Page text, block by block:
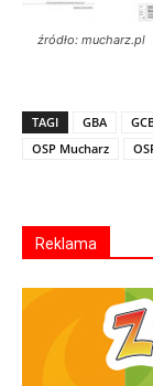
źródło: mucharz.pl
TAGI GBA
OSP Mucharz
Reklama